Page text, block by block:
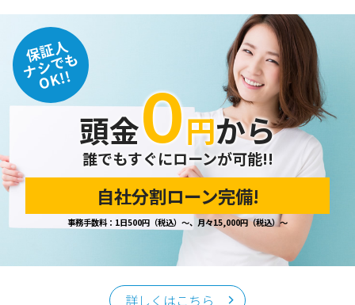
保証人
ナシでも
OK!!
頭金０円から
誰でもすぐにローンが可能!!
自社分割ローン完備!
事務手数料：1日500円（税込）～、月々15,000円（税込）～
詳しくはこちら